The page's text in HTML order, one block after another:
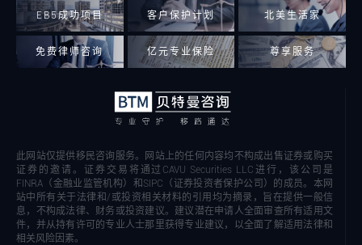
EB5成功项目 客户保护计划 北美生活家
免费律师咨询 亿元专业保险 尊享服务
此网站仅提供移民咨询服务。网站上的任何内容均不构成出售证券或购买
证券的邀请。证券交易将通过CAVU Securities LLC进行，该公司是
FINRA（金融业监管机构）和SIPC（证券投资者保护公司）的成员。本网
站中所有关于法律和/或投资相关材料的引用均为摘录，旨在提供一般信
息，不构成法律、财务或投资建议。建议潜在申请人全面审查所有适用文
件，并从持有许可的专业人士那里获得专业建议，以全面了解适用法律和
相关风险因素。